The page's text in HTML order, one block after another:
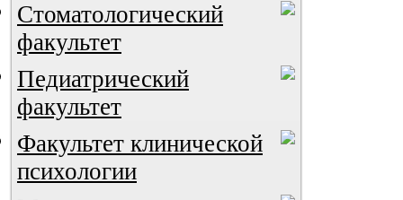
ВИА "Полигон"
Стоматологический
факультет
Педиатрический
факультет
Факультет клинической
психологии